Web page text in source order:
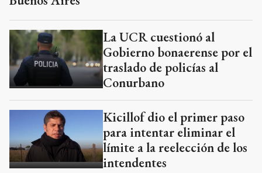
La UCR cuestionó al
Gobierno bonaerense por el
traslado de policías al
Conurbano
Kicillof dio el primer paso
para intentar eliminar el
límite a la reelección de los
intendentes